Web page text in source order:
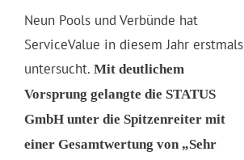
Neun Pools und Verbünde hat
ServiceValue in diesem Jahr erstmals
untersucht. Mit deutlichem
Vorsprung gelangte die STATUS
GmbH unter die Spitzenreiter mit
einer Gesamtwertung von „Sehr